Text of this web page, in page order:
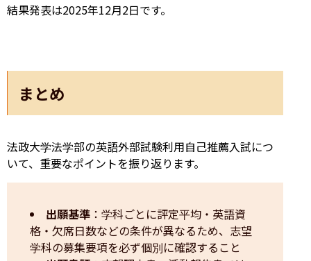
結果発表は2025年12月2日です。
まとめ
法政大学法学部の英語外部試験利用自己推薦入試につ
いて、重要なポイントを振り返ります。
出願基準 ：学科ごとに評定平均・英語資
格・欠席日数などの条件が異なるため、志望
学科の募集要項を必ず個別に確認すること